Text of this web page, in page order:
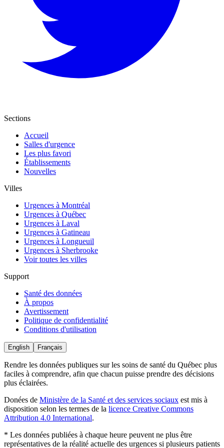
Sections
Accueil
Salles d'urgence
Les plus favori
Établissements
Nouvelles
Villes
Urgences à Montréal
Urgences à Québec
Urgences à Laval
Urgences à Gatineau
Urgences à Longueuil
Urgences à Sherbrooke
Voir toutes les villes
Support
Santé des données
À propos
Avertissement
Politique de confidentialité
Conditions d'utilisation
English Français
Rendre les données publiques sur les soins de santé du Québec plus
faciles à comprendre, afin que chacun puisse prendre des décisions
plus éclairées.
Donées de Ministère de la Santé et des services sociaux est mis à
disposition selon les termes de la licence Creative Commons
Attribution 4.0 International.
* Les données publiées à chaque heure peuvent ne plus être
représentatives de la réalité actuelle des urgences si plusieurs patients